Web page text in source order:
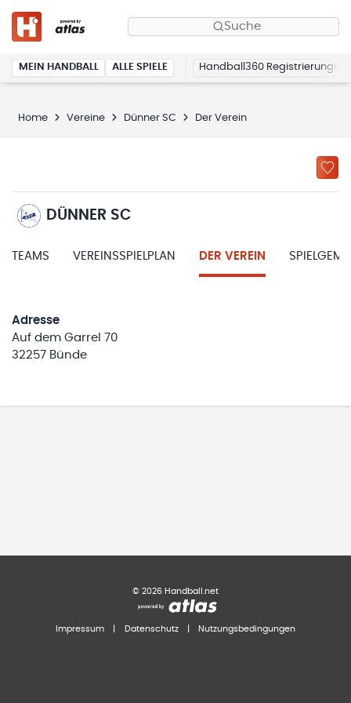
Suche
MEIN HANDBALL ALLE SPIELE Handball360 Registrierung
Home Vereine Dünner SC Der Verein
DÜNNER SC
TEAMS VEREINSSPIELPLAN DER VEREIN
Adresse
Auf dem Garrel 70
32257 Bünde
© 2026 Handball.net
Impressum Datenschutz Nutzungsbedingungen